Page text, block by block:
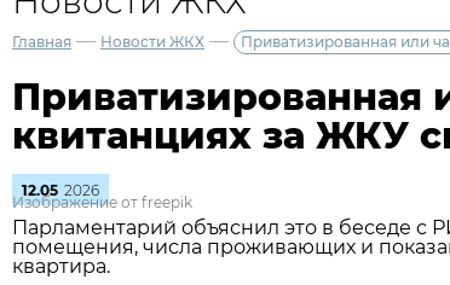
Главная — Новости ЖКХ — Приватизированная или
Приватизированная
квитанциях за ЖКУ
12.05 2026
Изображение от freepik
Парламентарий объяснил это в беседе с
помещения, числа проживающих и
квартира.